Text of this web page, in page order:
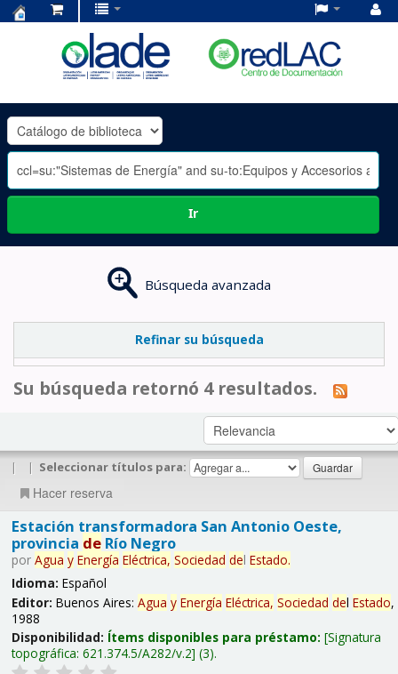
OLADE
-
Ir
Búsqueda avanzada
Refinar su búsqueda
Su búsqueda retornó 4 resultados.
| | Seleccionar títulos para:
Hacer reserva
Estación transformadora San Antonio Oeste,
provincia deRío Negro
por Agua y Energía Eléctrica, Sociedad del Estado.
Idioma: Español
Editor: Buenos Aires: Agua y Energía Eléctrica, Sociedad del Estado,
1988
Disponibilidad: Ítems disponibles para préstamo: Signatura
topográfica: 621.374.5/A282/v.2 (3).